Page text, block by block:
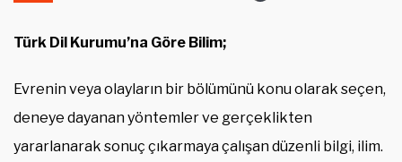
Türk Dil Kurumu’na Göre Bilim;
Evrenin veya olayların bir bölümünü konu olarak seçen,
deneye dayanan yöntemler ve gerçeklikten
yararlanarak sonuç çıkarmaya çalışan düzenli bilgi, ilim.